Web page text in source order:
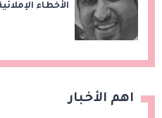
الأخطاء
اهم الأخبار